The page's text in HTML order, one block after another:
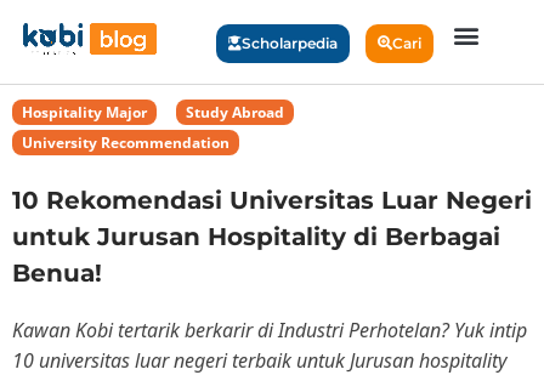
Scholarpedia Cari
Hospitality Major Study Abroad
University Recommendation
10 Rekomendasi Universitas Luar Negeri
untuk Jurusan Hospitality di Berbagai
Benua!
Kawan Kobi tertarik berkarir di Industri Perhotelan? Yuk intip
10 universitas luar negeri terbaik untuk Jurusan hospitality